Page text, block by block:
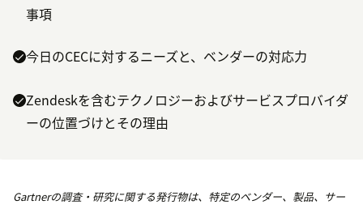
事項
今日のCECに対するニーズと、ベンダーの対応力
Zendeskを含むテクノロジーおよびサービスプロバイダ
ーの位置づけとその理由
Gartnerの調査・研究に関する発行物は、特定のベンダー、製品、サー